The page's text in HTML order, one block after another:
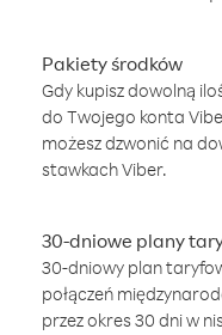
Pakiety środków
Gdy kupisz dowolną
do Twojego konta
możesz dzwonić na
stawkach Viber.
30-dniowe plany
30-dniowy plan
połączeń
przez okres 30 dni w